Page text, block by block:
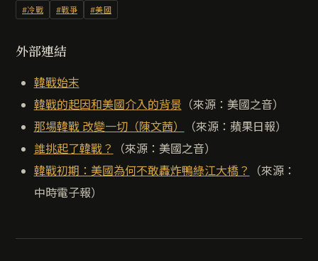
#冷戰 #戰爭 #美國
外部連結
韓戰始末
韓戰的起因和美國介入的背景 （來源：美國之音）
那場韓戰 改變一切（陳文茜）
（來源：蘋果日報）
誰挑起了韓戰？
（來源：美國之音）
韓戰初期：美國為何不敢轟炸鴨綠江大橋？
（來源：
中時電子報）